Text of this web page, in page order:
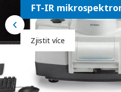
Modulární
Zjistit více